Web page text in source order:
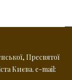
Пресвятої
Києва. e-mail: